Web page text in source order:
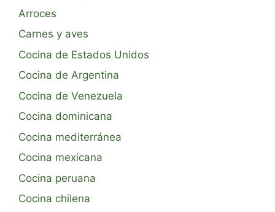
Arroces
Carnes y aves
Cocina de Estados Unidos
Cocina de Argentina
Cocina de Venezuela
Cocina dominicana
Cocina mediterránea
Cocina mexicana
Cocina peruana
Cocina chilena